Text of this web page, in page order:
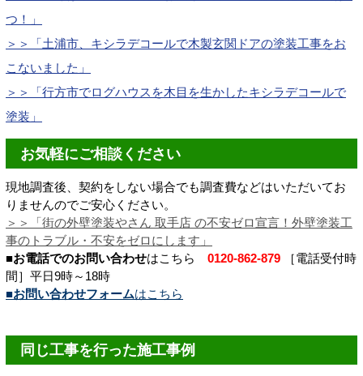
つ！
」
＞＞「土浦市、キシラデコールで木製玄関ドアの塗装工事をお
こないました」
＞＞「行方市でログハウスを木目を生かしたキシラデコールで
塗装」
お気軽にご相談ください
現地調査後、契約をしない場合でも調査費などはいただいてお
りませんのでご安心ください。
＞＞「街の外壁塗装やさん 取手店 の不安ゼロ宣言！外壁塗装工
事のトラブル・不安をゼロにします」
■お電話でのお問い合わせはこちら 0120-862-879 ［電話受付時
間］平日9時～18時
■お問い合わせフォームはこちら
同じ工事を行った施工事例